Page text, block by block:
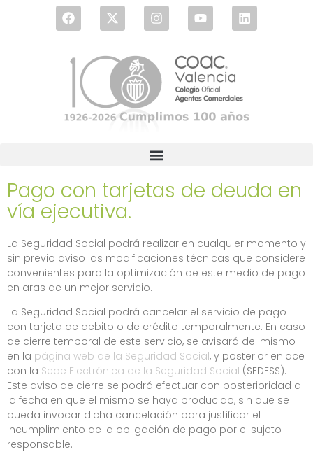
Pago con tarjetas de deuda en
vía ejecutiva.
La Seguridad Social podrá realizar en cualquier momento y
sin previo aviso las modificaciones técnicas que considere
convenientes para la optimización de este medio de pago
en aras de un mejor servicio.
La Seguridad Social podrá cancelar el servicio de pago
con tarjeta de debito o de crédito temporalmente. En caso
de cierre temporal de este servicio, se avisará del mismo
en la página web de la Seguridad Social, y posterior enlace
con la Sede Electrónica de la Seguridad Social (SEDESS).
Este aviso de cierre se podrá efectuar con posterioridad a
la fecha en que el mismo se haya producido, sin que se
pueda invocar dicha cancelación para justificar el
incumplimiento de la obligación de pago por el sujeto
responsable.